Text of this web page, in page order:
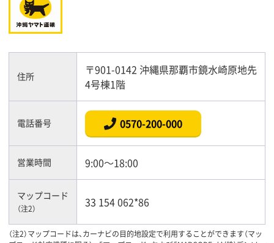
住所
〒901-0142 沖縄県那覇市鏡水崎原地先
4号棟1階
電話番号 0570-200-000
営業時間 9:00～18:00
マップコード
（注2） 33 154 062*86
（注2）マップコードは、カーナビの目的地設定で利用することができます（マッ